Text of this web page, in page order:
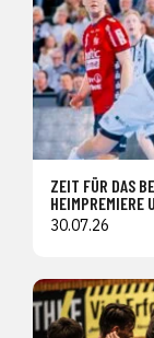
ZEIT FÜR DAS
HEIMPREMIERE
30.07.26